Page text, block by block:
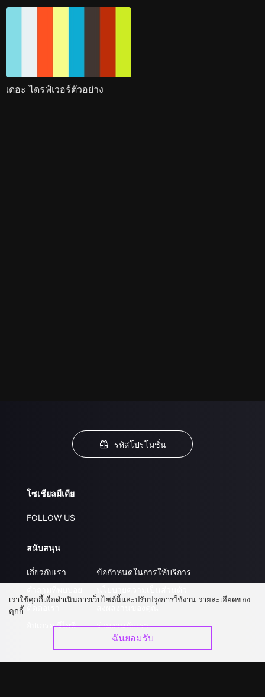
เดอะ ไดรฟ์เวอร์ตัวอย่าง
รหัสโปรโมชั่น
โซเชียลมีเดีย
FOLLOW US
สนับสนุน
เกี่ยวกับเรา
ติดต่อเรา
อัปเกรด วีไอพี
ข้อกำหนดในการให้บริการ
ส่งผลงานของคุณ
ร่วมงานกับเรา
เราใช้คุกกี้เพื่อดำเนินการเว็บไซต์นี้และปรับปรุงการใช้งาน รายละเอียดของ
คุกกี้
ฉันยอมรับ